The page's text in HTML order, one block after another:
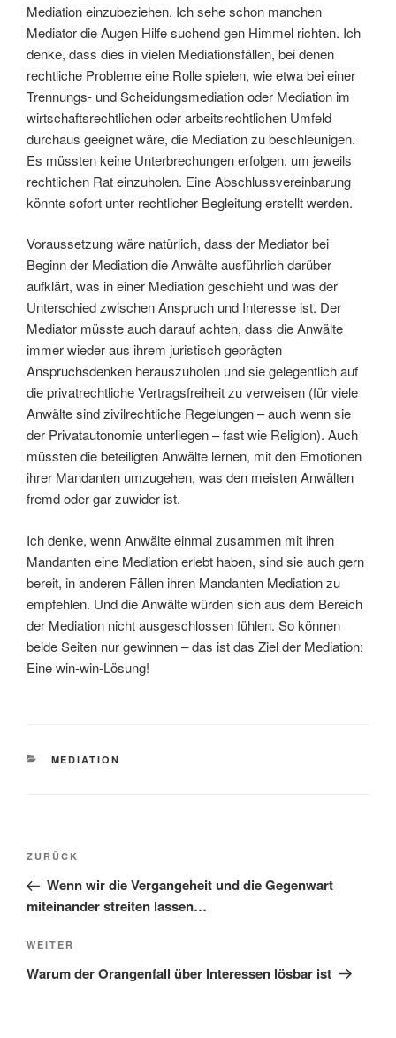
Mediation einzubeziehen. Ich sehe schon manchen
Mediator die Augen Hilfe suchend gen Himmel richten. Ich
denke, dass dies in vielen Mediationsfällen, bei denen
rechtliche Probleme eine Rolle spielen, wie etwa bei einer
Trennungs- und Scheidungsmediation oder Mediation im
wirtschaftsrechtlichen oder arbeitsrechtlichen Umfeld
durchaus geeignet wäre, die Mediation zu beschleunigen.
Es müssten keine Unterbrechungen erfolgen, um jeweils
rechtlichen Rat einzuholen. Eine Abschlussvereinbarung
könnte sofort unter rechtlicher Begleitung erstellt werden.
Voraussetzung wäre natürlich, dass der Mediator bei
Beginn der Mediation die Anwälte ausführlich darüber
aufklärt, was in einer Mediation geschieht und was der
Unterschied zwischen Anspruch und Interesse ist. Der
Mediator müsste auch darauf achten, dass die Anwälte
immer wieder aus ihrem juristisch geprägten
Anspruchsdenken herauszuholen und sie gelegentlich auf
die privatrechtliche Vertragsfreiheit zu verweisen (für viele
Anwälte sind zivilrechtliche Regelungen – auch wenn sie
der Privatautonomie unterliegen – fast wie Religion). Auch
müssten die beteiligten Anwälte lernen, mit den Emotionen
ihrer Mandanten umzugehen, was den meisten Anwälten
fremd oder gar zuwider ist.
Ich denke, wenn Anwälte einmal zusammen mit ihren
Mandanten eine Mediation erlebt haben, sind sie auch gern
bereit, in anderen Fällen ihren Mandanten Mediation zu
empfehlen. Und die Anwälte würden sich aus dem Bereich
der Mediation nicht ausgeschlossen fühlen. So können
beide Seiten nur gewinnen – das ist das Ziel der Mediation:
Eine win-win-Lösung!
KATEGORIEN
MEDIATION
Beitragsnavigation
Vorheriger
Beitrag
ZURÜCK
Wenn wir die Vergangeheit und die Gegenwart
miteinander streiten lassen…
Nächster
Beitrag
WEITER
Warum der Orangenfall über Interessen lösbar ist